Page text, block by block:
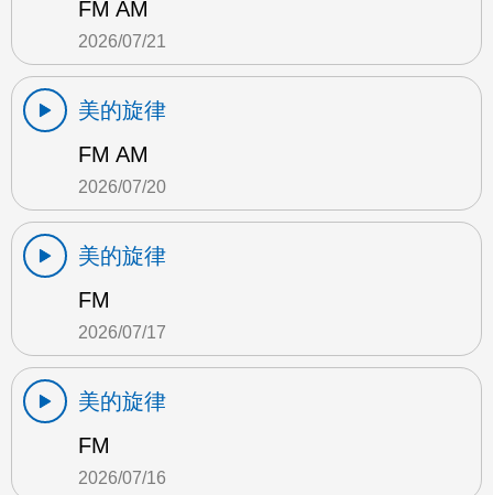
FM AM
2026/07/21
美的旋律
FM AM
2026/07/20
美的旋律
FM
2026/07/17
美的旋律
FM
2026/07/16